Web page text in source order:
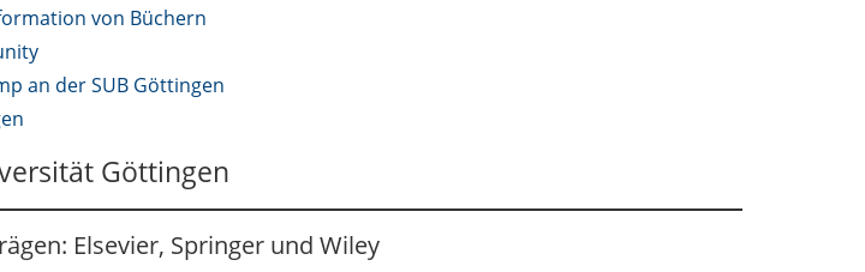
von Büchern
an der SUB Göttingen
Göttingen
Elsevier, Springer und Wiley